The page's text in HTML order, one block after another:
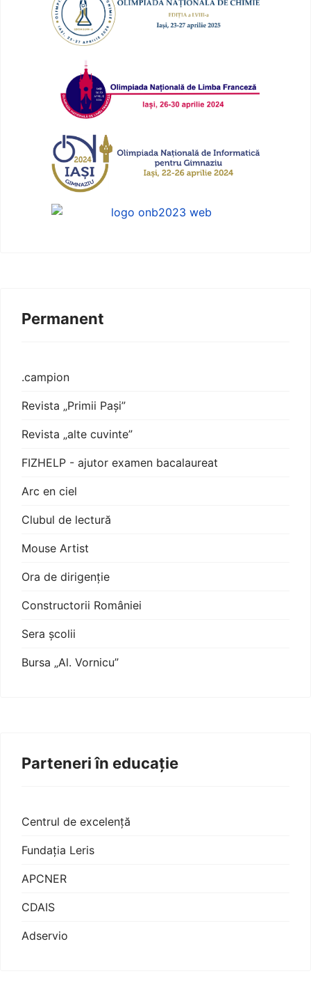
Permanent
.campion
Revista „Primii Pași”
Revista „alte cuvinte”
FIZHELP - ajutor examen bacalaureat
Arc en ciel
Clubul de lectură
Mouse Artist
Ora de dirigenție
Constructorii României
Sera școlii
Bursa „Al. Vornicu”
Parteneri în educație
Centrul de excelență
Fundația Leris
APCNER
CDAIS
Adservio